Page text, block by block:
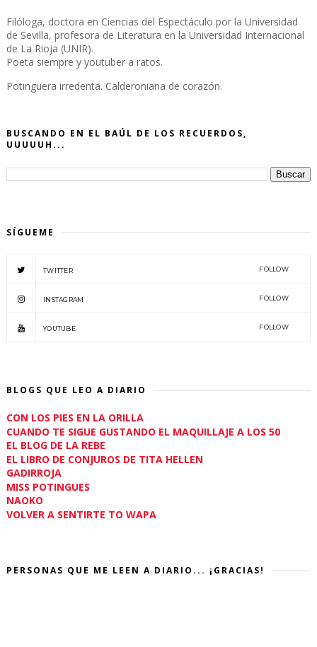
Filóloga, doctora en Ciencias del Espectáculo por la Universidad
de Sevilla, profesora de Literatura en la Universidad Internacional
de La Rioja (UNIR).
Poeta siempre y youtuber a ratos.
Potinguera irredenta. Calderoniana de corazón.
BUSCANDO EN EL BAÚL DE LOS RECUERDOS,
UUUUUH...
SÍGUEME
TWITTER FOLLOW
INSTAGRAM FOLLOW
YOUTUBE FOLLOW
BLOGS QUE LEO A DIARIO
CON LOS PIES EN LA ORILLA
CUANDO TE SIGUE GUSTANDO EL MAQUILLAJE A LOS 50
EL BLOG DE LA REBE
EL LIBRO DE CONJUROS DE TITA HELLEN
GADIRROJA
MISS POTINGUES
NAOKO
VOLVER A SENTIRTE TO WAPA
PERSONAS QUE ME LEEN A DIARIO... ¡GRACIAS!